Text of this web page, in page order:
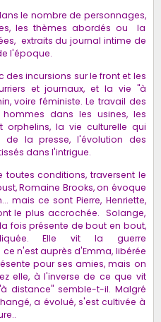
le nombre de personnages,
les thèmes abordés ou la
extraits du journal intime de
l'époque.
des incursions sur le front et les
et journaux, et la vie "à
voire féministe. Le travail des
dans les usines, les
la vie culturelle qui
la presse, l'évolution des
dans l'intrigue.
conditions, traversent le
Romaine Brooks, on évoque
mais ce sont Pierre, Henriette,
le plus accrochée. Solange,
fois présente de bout en bout,
Elle vit la guerre
n'est auprès d'Emma, libérée
pour ses amies, mais on
elle, à l'inverse de ce que vit
distance" semble-t-il. Malgré
a évolué, s'est cultivée à